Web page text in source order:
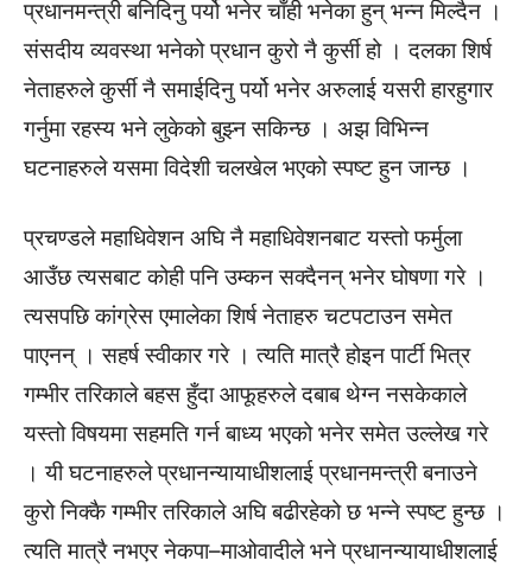
प्रधानमन्त्री बनिदिनु पर्यो भनेर चाँही भनेका हुन् भन्न मिल्दैन ।
संसदीय व्यवस्था भनेको प्रधान कुरो नै कुर्सी हो । दलका शिर्ष
नेताहरुले कुर्सी नै समाईदिनु पर्यो भनेर अरुलाई यसरी हारहुगार
गर्नुमा रहस्य भने लुकेको बुझ्न सकिन्छ । अझ विभिन्न
घटनाहरुले यसमा विदेशी चलखेल भएको स्पष्ट हुन जान्छ ।
प्रचण्डले महाधिवेशन अघि नै महाधिवेशनबाट यस्तो फर्मुला
आउँछ त्यसबाट कोही पनि उम्कन सक्दैनन् भनेर घोषणा गरे ।
त्यसपछि कांग्रेस एमालेका शिर्ष नेताहरु चटपटाउन समेत
पाएनन् । सहर्ष स्वीकार गरे । त्यति मात्रै होइन पार्टी भित्र
गम्भीर तरिकाले बहस हुँदा आफूहरुले दबाब थेग्न नसकेकाले
यस्तो विषयमा सहमति गर्न बाध्य भएको भनेर समेत उल्लेख गरे
। यी घटनाहरुले प्रधानन्यायाधीशलाई प्रधानमन्त्री बनाउने
कुरो निक्कै गम्भीर तरिकाले अघि बढीरहेको छ भन्ने स्पष्ट हुन्छ ।
त्यति मात्रै नभएर नेकपा–माओवादीले भने प्रधानन्यायाधीशलाई